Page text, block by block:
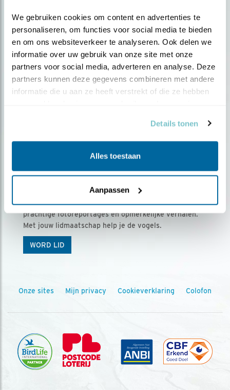
We gebruiken cookies om content en advertenties te
personaliseren, om functies voor social media te bieden
en om ons websiteverkeer te analyseren. Ook delen we
informatie over uw gebruik van onze site met onze
partners voor social media, adverteren en analyse. Deze
partners kunnen deze gegevens combineren met andere
informatie die u aan ze heeft verstrekt of die ze hebben
Details tonen
Alles toestaan
Aanpassen
Ontvang 5 x Vogels voor € 36,00 per jaar
Vogels is het tijdschrift voor onze leden, met
prachtige fotoreportages en opmerkelijke verhalen.
Met jouw lidmaatschap help je de vogels.
WORD LID
Onze sites Mijn privacy Cookieverklaring Colofon